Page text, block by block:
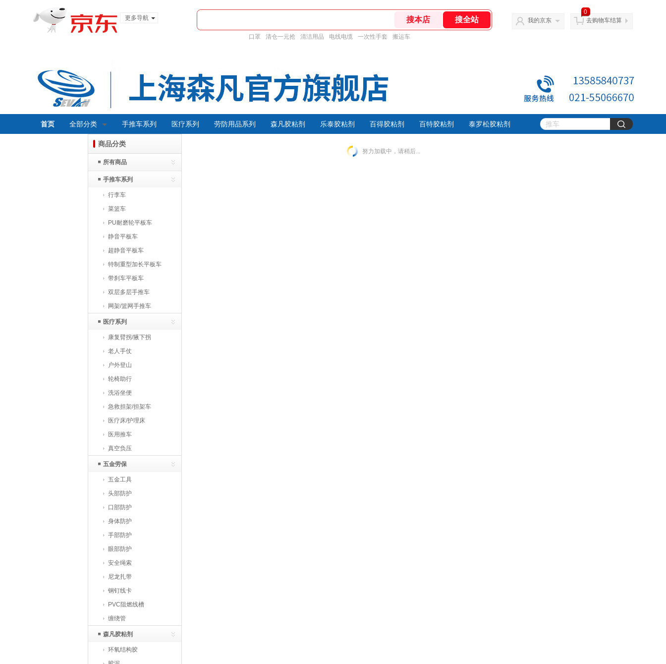
更多导航
口罩 清仓一元抢 清洁用品 电线电缆 一次性手套 搬运车
我的京东
0
去购物车结算
首页 全部分类 手推车系列 医疗系列 劳防用品系列 森凡胶粘剂 乐泰胶粘剂 百得胶粘剂 百特胶粘剂 泰罗松胶粘剂
商品分类
所有商品
手推车系列
行李车
菜篮车
PU耐磨轮平板车
静音平板车
超静音平板车
特制重型加长平板车
带刹车平板车
双层多层手推车
网架/篮网手推车
医疗系列
康复臂拐/腋下拐
老人手仗
户外登山
轮椅助行
洗浴坐便
急救担架/担架车
医疗床/护理床
医用推车
真空负压
五金劳保
五金工具
头部防护
口部防护
身体防护
手部防护
眼部防护
安全绳索
尼龙扎带
钢钉线卡
PVC阻燃线槽
缠绕管
森凡胶粘剂
环氧结构胶
努力加载中，请稍后...